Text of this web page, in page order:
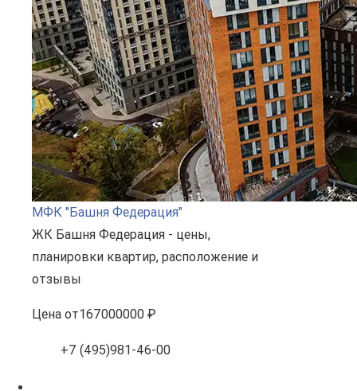
МФК "Башня Федерация"
ЖК Башня Федерация - цены,
планировки квартир, расположение и
отзывы
Цена от167000000 ₽
+7 (495)981-46-00